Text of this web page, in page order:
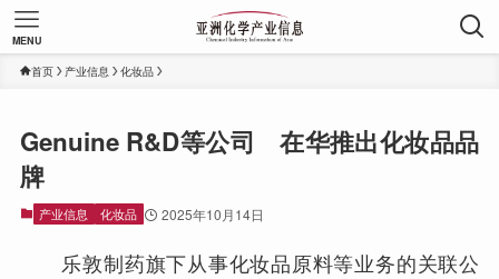
MENU
首页 产业信息 化妆品
Genuine R&D等公司 在华推出化妆品品
牌
产业信息 化妆品 2025年10月14日
乐敦制药旗下从事化妆品原料等业务的关联公